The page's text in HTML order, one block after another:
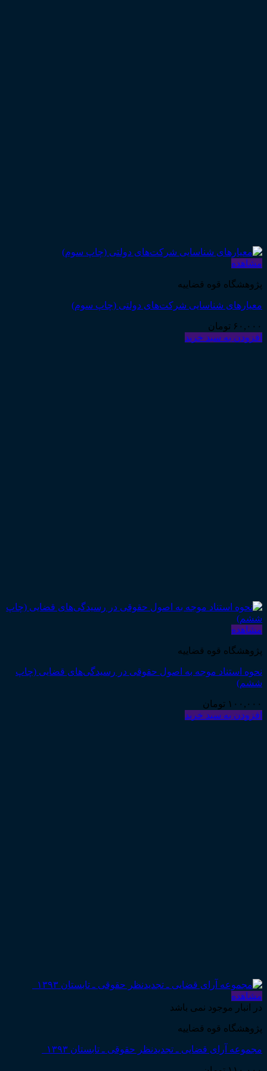
مشاهده
پژوهشگاه قوه قضاییه
معیارهای شناسایی شرکت‌های دولتی (چاپ سوم)
۶۰,۰۰۰ تومان
افزودن به سبد خرید
مشاهده
پژوهشگاه قوه قضاییه
نحوه استناد موجه به اصول حقوقی در رسیدگی‌های قضایی (چاپ
ششم)
۱۰۰,۰۰۰ تومان
افزودن به سبد خرید
مشاهده
در انبار موجود نمی باشد
پژوهشگاه قوه قضاییه
مجموعه آرای قضایی ـ تجدیدنظر حقوقی ـ تابستان ۱۳۹۳